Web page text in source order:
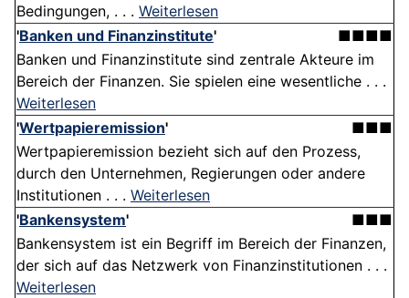
Bedingungen, . . . Weiterlesen
'Banken und Finanzinstitute'
■■■■
Banken und Finanzinstitute sind zentrale Akteure im
Bereich der Finanzen. Sie spielen eine wesentliche . . .
Weiterlesen
'Wertpapieremission'
■■■
Wertpapieremission bezieht sich auf den Prozess,
durch den Unternehmen, Regierungen oder andere
Institutionen . . . Weiterlesen
'Bankensystem'
■■■
Bankensystem ist ein Begriff im Bereich der Finanzen,
der sich auf das Netzwerk von Finanzinstitutionen . . .
Weiterlesen